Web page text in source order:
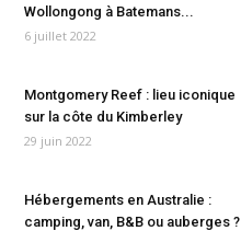
Wollongong à Batemans...
6 juillet 2022
Montgomery Reef : lieu iconique
sur la côte du Kimberley
29 juin 2022
Hébergements en Australie :
camping, van, B&B ou auberges ?